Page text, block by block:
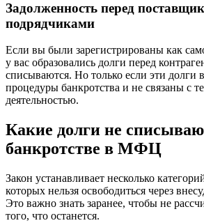
Задолженность перед
подрядчиками
Если вы были зарегистрированы как
у вас образовались долги перед
списываются. Но только если эти долги
процедуры банкротства и не связаны с
деятельностью.
Какие долги не
банкротстве в МФЦ
Закон устанавливает несколько
которых нельзя освободиться через
Это важно знать заранее, чтобы не
того, что останется.